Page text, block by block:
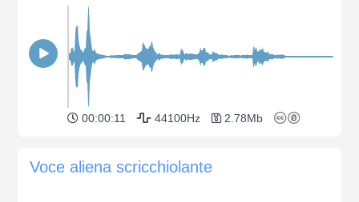
00:00:11 44100Hz 2.78Mb
Voce aliena scricchiolante